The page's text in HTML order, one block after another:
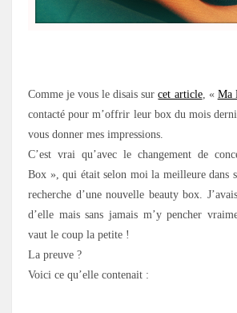
Comme je vous le disais surcet article, « Ma
contacté pour m’offrir leur box du mois
vous donner mes impressions.
C’est vrai qu’avec le changement de
Box », qui était selon moi la meilleure dans
recherche d’une nouvelle beauty box.
d’elle mais sans jamais m’y pencher
vaut le coup la petite !
La preuve ?
Voici ce qu’elle contenait :